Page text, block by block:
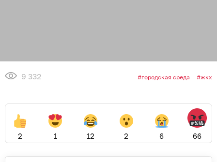
9 332 городская среда жкх
2 1 12 2 6 66